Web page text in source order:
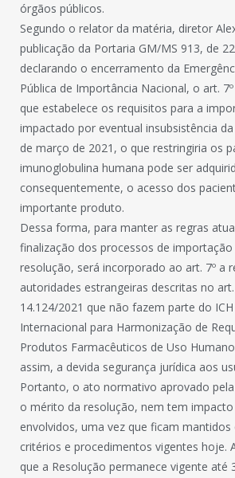
órgãos públicos.
Segundo o relator da matéria, diretor
publicação da Portaria GM/MS 913, de
declarando o encerramento da
Pública de Importância Nacional, o art.
que estabelece os requisitos para a
impactado por eventual insubsistência
de março de 2021, o que restringiria os
imunoglobulina humana pode ser
consequentemente, o acesso dos
importante produto.
Dessa forma, para manter as regras
finalização dos processos de
resolução, será incorporado ao art. 7º a
autoridades estrangeiras descritas no
14.124/2021 que não fazem parte do
Internacional para Harmonização de
Produtos Farmacêuticos de Uso
assim, a devida segurança jurídica aos
Portanto, o ato normativo aprovado
o mérito da resolução, nem tem
envolvidos, uma vez que ficam
critérios e procedimentos vigentes hoje.
que a Resolução permanece vigente até